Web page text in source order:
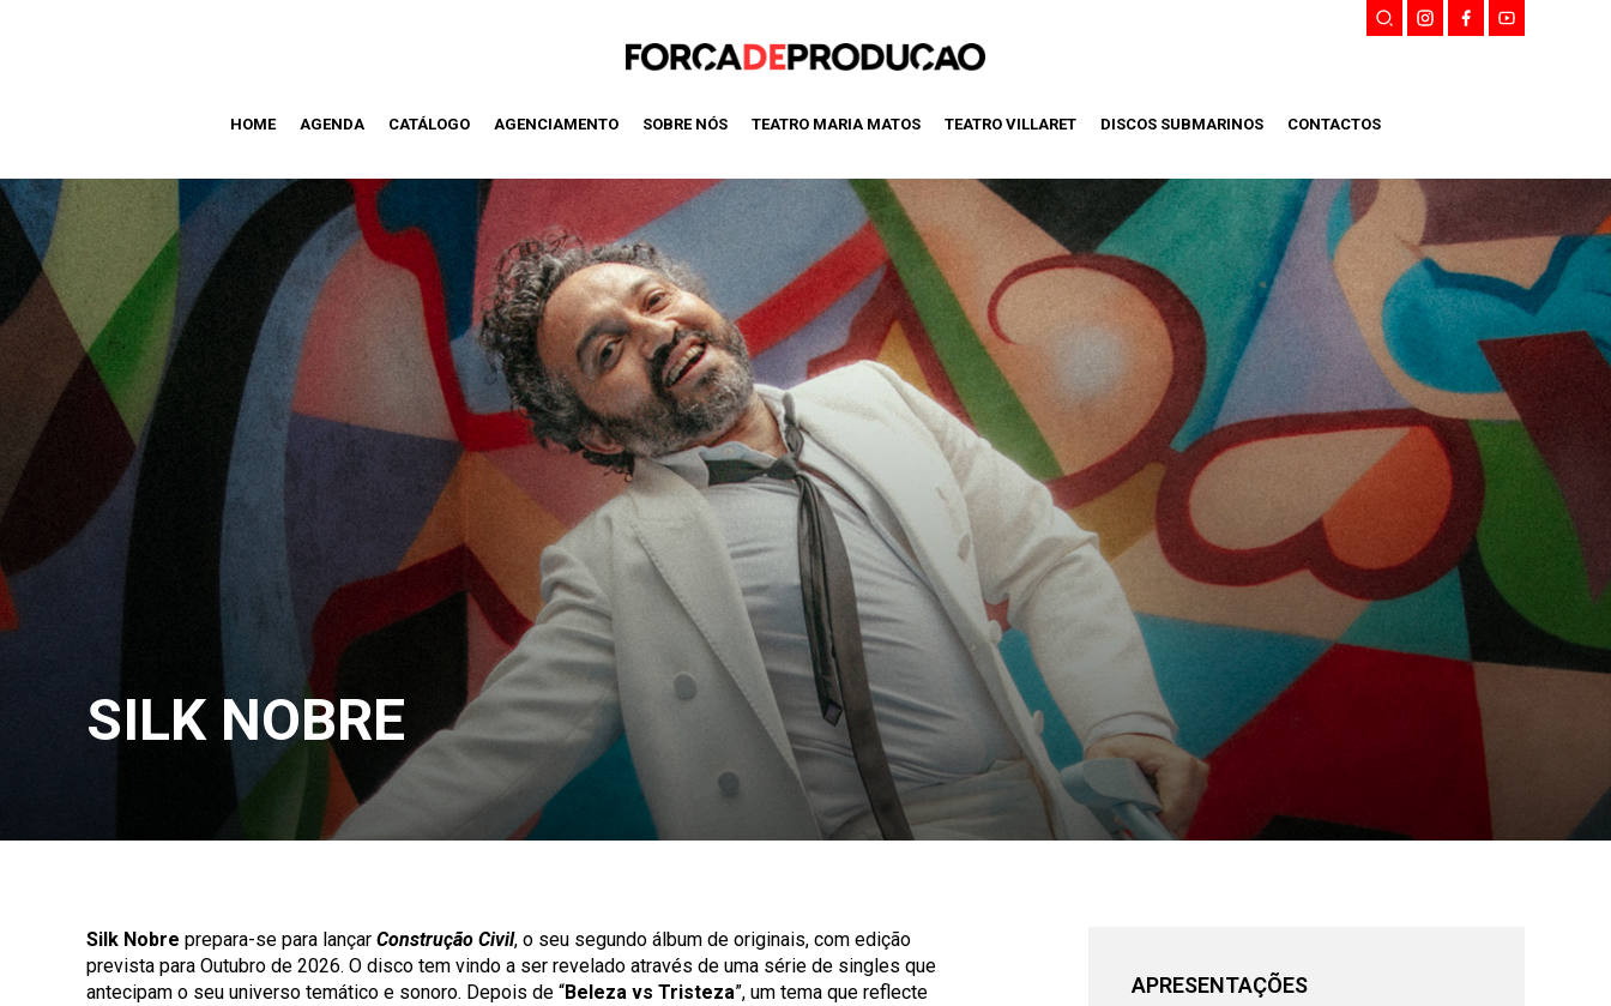
HOME AGENDA CATÁLOGO AGENCIAMENTO SOBRE NÓS TEATRO MARIA MATOS TEATRO VILLARET DISCOS SUBMARINOS CONTACTOS
SILK NOBRE
Silk Nobre prepara-se para lançar Construção Civil, o seu segundo álbum de originais, com edição
prevista para Outubro de 2026. O disco tem vindo a ser revelado através de uma série de singles que
antecipam o seu universo temático e sonoro. Depois de “Beleza vs Tristeza”, um tema que reflecte
APRESENTAÇÕES